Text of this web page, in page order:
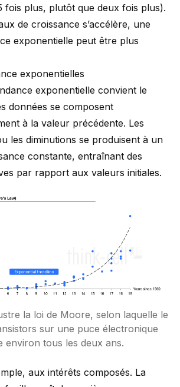
fois plus, plutôt que deux fois plus).
de croissance s’accélère, une
exponentielle peut être plus
exponentielles
exponentielle convient le
données se composent
à la valeur précédente. Les
les diminutions se produisent à un
constante, entraînant des
par rapport aux valeurs initiales.
la loi de Moore, selon laquelle le
sur une puce électronique
environ tous les deux ans.
aux intérêts composés. La